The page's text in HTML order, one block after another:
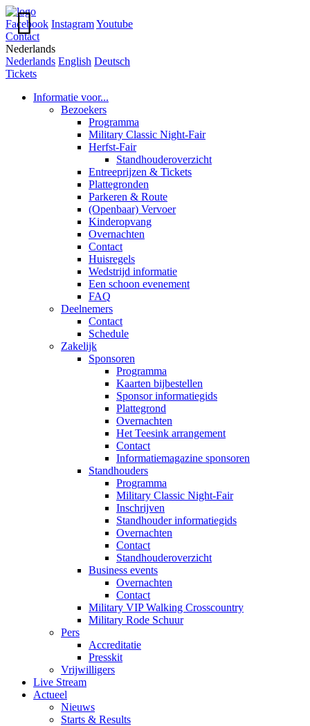
Facebook InstagramYoutube
Contact
Nederlands
Nederlands English Deutsch
Tickets
Informatie voor...
Bezoekers
Programma
Military Classic Night-Fair
Herfst-Fair
Standhouderoverzicht
Entreeprijzen & Tickets
Plattegronden
Parkeren & Route
(Openbaar) Vervoer
Kinderopvang
Overnachten
Contact
Huisregels
Wedstrijd informatie
Een schoon evenement
FAQ
Deelnemers
Contact
Schedule
Zakelijk
Sponsoren
Programma
Kaarten bijbestellen
Sponsor informatiegids
Plattegrond
Overnachten
Het Teesink arrangement
Contact
Informatiemagazine sponsoren
Standhouders
Programma
Military Classic Night-Fair
Inschrijven
Standhouder informatiegids
Overnachten
Contact
Standhouderoverzicht
Business events
Overnachten
Contact
Military VIP Walking Crosscountry
Military Rode Schuur
Pers
Accreditatie
Presskit
Vrijwilligers
Live Stream
Actueel
Nieuws
Starts & Results
